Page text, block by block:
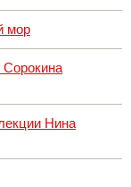
мор
Сорокина
Нина